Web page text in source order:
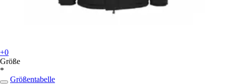
+0
Größe
*
Größentabelle